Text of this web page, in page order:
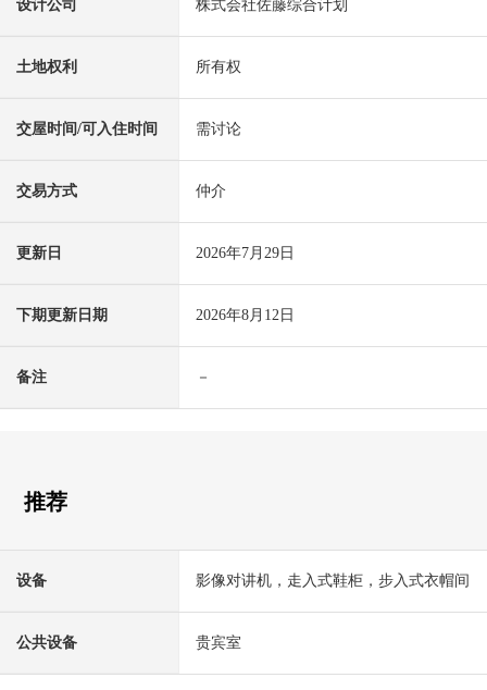
设计公司 株式会社佐藤综合计划
土地权利 所有权
交屋时间/可入住时间 需讨论
交易方式 仲介
更新日 2026年7月29日
下期更新日期 2026年8月12日
备注 －
推荐
设备 影像对讲机，走入式鞋柜，步入式衣帽间
公共设备 贵宾室